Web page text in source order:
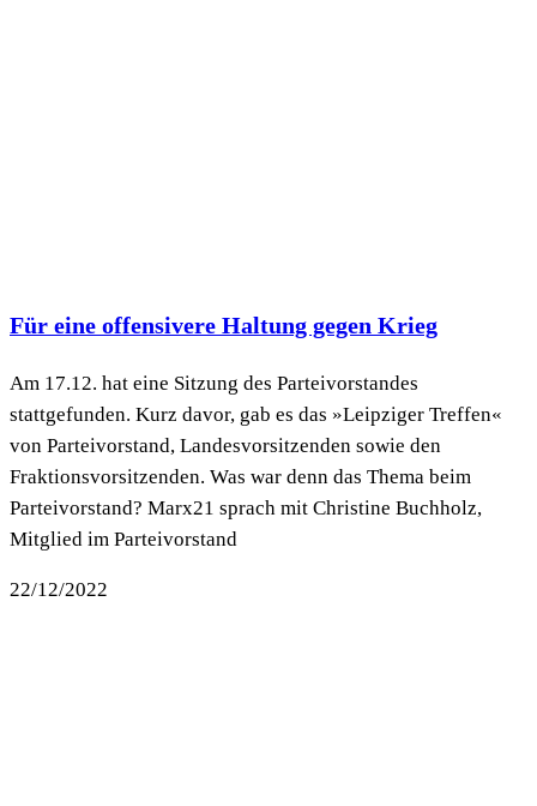
Für eine offensivere Haltung gegen Krieg
Am 17.12. hat eine Sitzung des Parteivorstandes
stattgefunden. Kurz davor, gab es das »Leipziger Treffen«
von Parteivorstand, Landesvorsitzenden sowie den
Fraktionsvorsitzenden. Was war denn das Thema beim
Parteivorstand? Marx21 sprach mit Christine Buchholz,
Mitglied im Parteivorstand
22/12/2022